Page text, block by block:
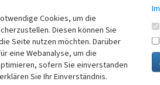
Seine Vorderseite wird von
zusammengezogen sind,
Renaissancezeit typisch sind. Auch
auf einem solchen Sturz befindet
hat seinen originalen,
die Wohn- und
Cookies, um die
Diesen können Sie
Seite nutzen möchten. Darüber
eine Webanalyse, um die
sofern Sie einverstanden
Sie Ihr Einverständnis.